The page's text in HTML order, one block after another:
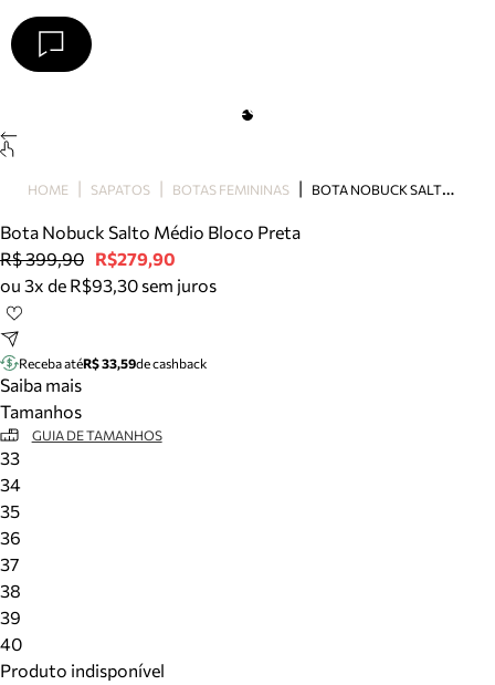
Papete
Scarpin
Mocassim
Bolsa
Tênis
Mule
Rasteira
Precisa de ajuda?
Arezzo
HOME SAPATOS BOTAS FEMININAS B
OTA NOBUCK SALTO MÉDIO BLOCO PRETA
Bota Nobuck Salto Médio Bloco Preta
R$ 399,90 R$279,90
ou 3x de R$93,30 sem juros
Receba atéR$ 33,59de cashback
Saiba mais
Tamanhos
GUIA DE TAMANHOS
33
34
35
36
37
38
39
40
Produto indisponível